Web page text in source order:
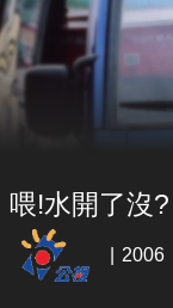
喂!水開了沒?
2006